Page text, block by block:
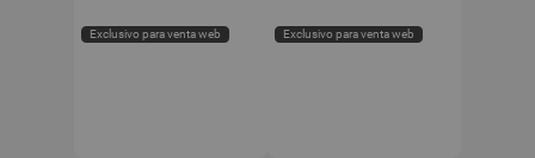
Exclusivo para venta web Exclusivo para venta web